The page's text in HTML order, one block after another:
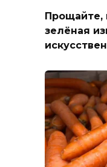
Прощайте,
зелёная